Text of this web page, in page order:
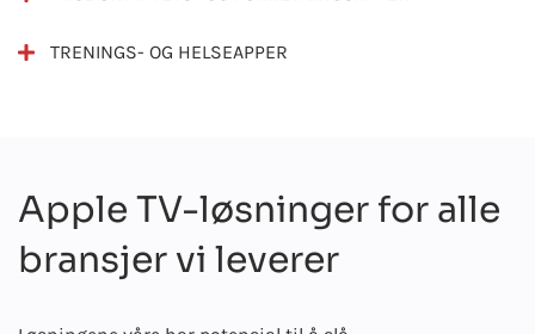
TRENINGS- OG HELSEAPPER
Apple TV-løsninger for alle
bransjer vi leverer